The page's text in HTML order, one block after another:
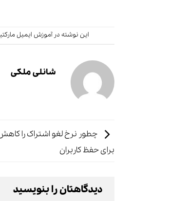
این نوشته درآموزش ایمیل
شانلی ملکی
چطور نرخ لغو اشتراک را
برای حفظ کاربران
دیدگاهتان را بنویسید